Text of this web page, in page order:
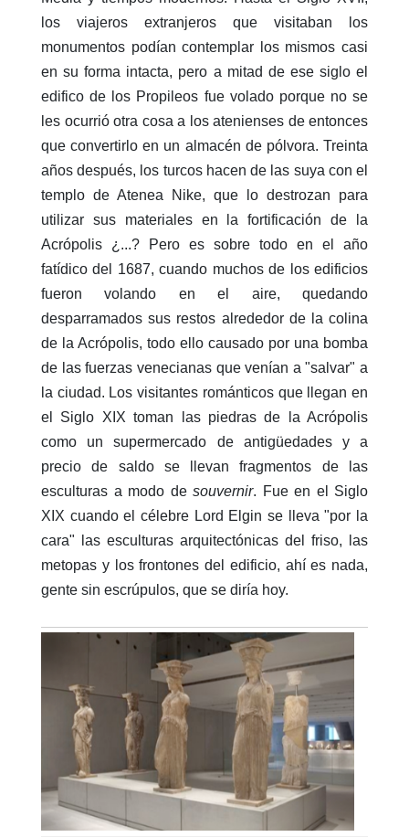
los viajeros extranjeros que visitaban los
monumentos podían contemplar los mismos casi
en su forma intacta, pero a mitad de ese siglo el
edifico de los Propileos fue volado porque no se
les ocurrió otra cosa a los atenienses de entonces
que convertirlo en un almacén de pólvora. Treinta
años después, los turcos hacen de las suya con el
templo de Atenea Nike, que lo destrozan para
utilizar sus materiales en la fortificación de la
Acrópolis ¿...? Pero es sobre todo en el año
fatídico del 1687, cuando muchos de los edificios
fueron volando en el aire, quedando
desparramados sus restos alrededor de la colina
de la Acrópolis, todo ello causado por una bomba
de las fuerzas venecianas que venían a "salvar" a
la ciudad. Los visitantes románticos que llegan en
el Siglo XIX toman las piedras de la Acrópolis
como un supermercado de antigüedades y a
precio de saldo se llevan fragmentos de las
esculturas a modo de souvernir. Fue en el Siglo
XIX cuando el célebre Lord Elgin se lleva "por la
cara" las esculturas arquitectónicas del friso, las
metopas y los frontones del edificio, ahí es nada,
gente sin escrúpulos, que se diría hoy.